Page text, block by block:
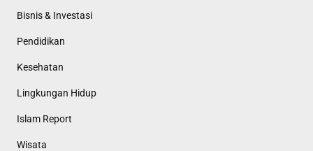
Bisnis & Investasi
Pendidikan
Kesehatan
Lingkungan Hidup
Islam Report
Wisata